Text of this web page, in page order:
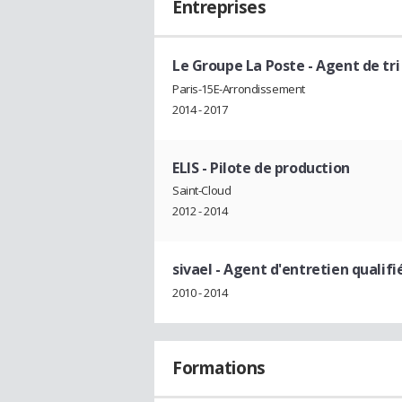
Entreprises
Le Groupe La Poste - Agent de tri
Paris-15E-Arrondissement
2014 - 2017
ELIS- Pilote de production
Saint-Cloud
2012 - 2014
sivael - Agent d'entretien
2010 - 2014
Formations